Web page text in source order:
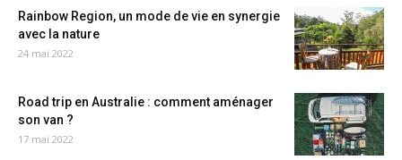
Rainbow Region, un mode de vie en synergie
avec la nature
24 mai 2022
Road trip en Australie : comment aménager
son van ?
17 mai 2022